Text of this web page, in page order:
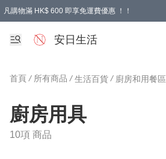
凡購物滿 HK$ 600 即享免運費優惠 ！！
安日生活
首頁 / 所有商品 / 生活百貨 / 廚房和用餐區
廚房用具
10項 商品